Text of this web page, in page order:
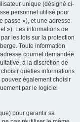
unique (désigné ci-
personnel utilisé pour
passe »), et une adresse
»). Les informations de
les lois sur la protection
Toute information
courriel demandée
à la discrétion de
quelles informations
également choisir
par le logiciel
pour garantir sa